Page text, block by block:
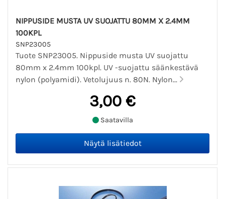
NIPPUSIDE MUSTA UV SUOJATTU 80MM X 2.4MM
100KPL
SNP23005
Tuote SNP23005. Nippuside musta UV suojattu
80mm x 2.4mm 100kpl. UV -suojattu säänkestävä
nylon (polyamidi). Vetolujuus n. 80N. Nylon...
3,00 €
Saatavilla